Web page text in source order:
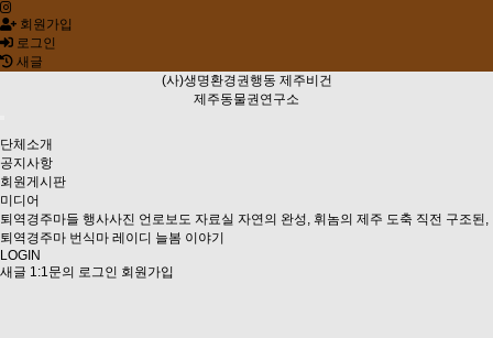
회원가입
로그인
새글
(사)생명환경권행동 제주비건
제주동물권연구소
단체소개
공지사항
회원게시판
미디어
퇴역경주마들 행사사진 언로보도 자료실 자연의 완성, 휘놈의 제주 도축 직전 구조된,
퇴역경주마 번식마 레이디 늘봄 이야기
LOGIN
새글 1:1문의 로그인 회원가입